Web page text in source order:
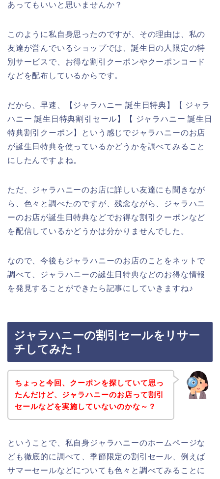
あってもいいと思いませんか？
このように私自身思ったのですが、その理由は、私の
友達が営んでいるショップでは、誕生日の人限定の特
別サービスで、お得な割引クーポンやクーポンコード
などを配布しているからです。
だから、早速、【ジャラハニー 誕生日特典】【 ジャラ
ハニー 誕生日特典割引セール】【 ジャラハニー 誕生日
特典割引クーポン】という感じでジャラハニーのお店
が誕生日特典を使っているかどうかを調べてみること
にしたんですよね。
ただ、ジャラハニーのお店に詳しい友達にも聞きなが
ら、色々と調べたのですが、残念ながら、ジャラハニ
ーのお店が誕生日特典などでお得な割引クーポンなど
を配信しているかどうかは分かりませんでした。
なので、今後もジャラハニーのお店のことをネットで
調べて、ジャラハニーの誕生日特典などのお得な情報
を発見することができたら記事にしていきますね♪
ジャラハニーの割引セールをリサー
チしてみた！
ちょっと今回、クーポンを探していて思っ
たんだけど、ジャラハニーのお店って割引
セールなどを実施していないのかな～？
ということで、私自身ジャラハニーのホームページな
ども徹底的に調べて、季節限定の割引セール、例えば
サマーセールなどについても色々と調べてみることに